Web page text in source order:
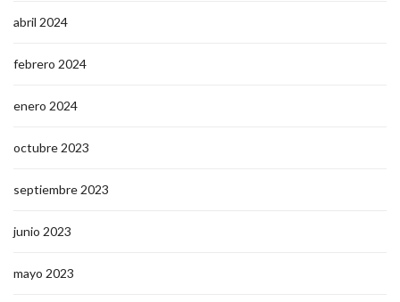
abril 2024
febrero 2024
enero 2024
octubre 2023
septiembre 2023
junio 2023
mayo 2023